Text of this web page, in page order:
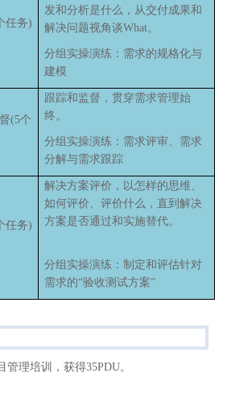
务)
发和分析是什么，从交付成果和
解决问题视角谈What。
分组实操演练：需求的规格化与
建模
(5个
跟踪和监督，贯穿需求管理始
终。
分组实操演练：需求评审、需求
分解与需求跟踪
务)
解决方案评价，以怎样的思维、
如何评价、评价什么，直到解决
方案是否通过和实施替代。
分组实操演练：制定和评估针对
需求的“验收测试方案”
理培训，获得35PDU。